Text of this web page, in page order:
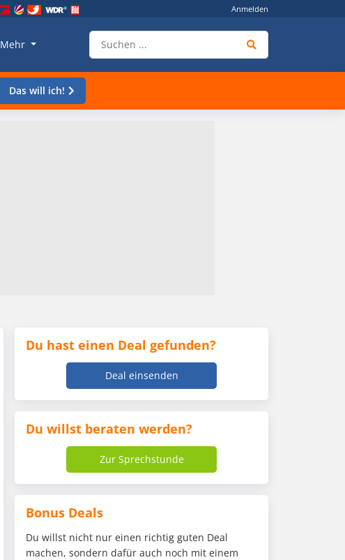
Anmelden
Mehr
Das will ich!
Du hast einen Deal gefunden?
Deal einsenden
Du willst beraten werden?
Zur Sprechstunde
Bonus Deals
Du willst nicht nur einen richtig guten Deal
machen, sondern dafür auch noch mit einem